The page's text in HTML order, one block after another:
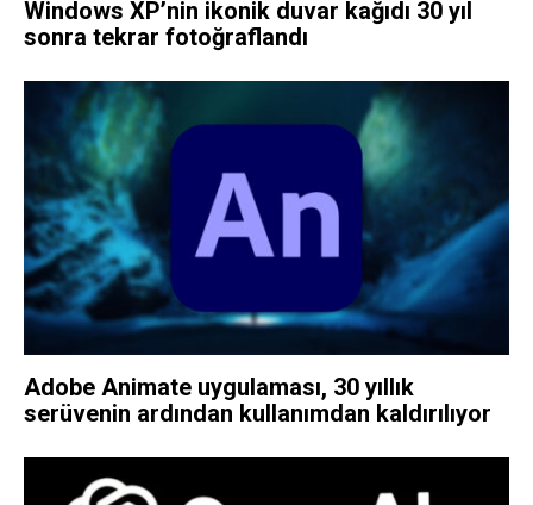
Windows XP’nin ikonik duvar kağıdı 30 yıl
sonra tekrar fotoğraflandı
Adobe Animate uygulaması, 30 yıllık
serüvenin ardından kullanımdan kaldırılıyor